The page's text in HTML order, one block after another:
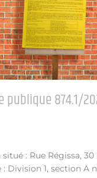
publique 874.1/
: Rue Régissa,
Division 1, section A